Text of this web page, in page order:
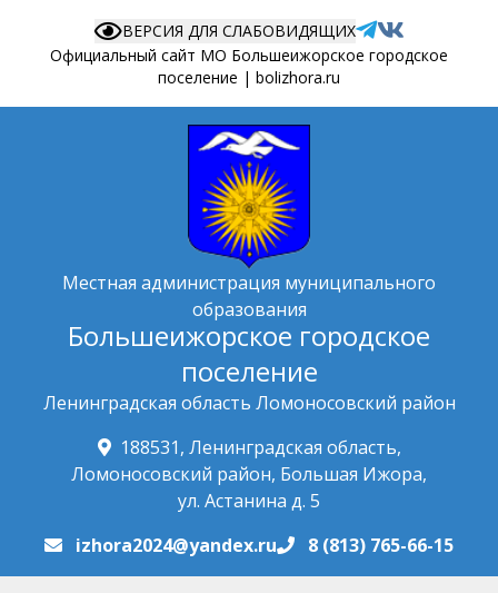
Официальный сайт МО Большеижорское городское
поселение | bolizhora.ru
ВЕРСИЯ ДЛЯ СЛАБОВИДЯЩИХ
Местная администрация муниципального
образования
Большеижорское городское
поселение
Ленинградская область Ломоносовский район
188531, Ленинградская область,
Ломоносовский район, Большая Ижора,
ул. Астанина д. 5
izhora2024@yandex.ru
8 (813) 765-66-15